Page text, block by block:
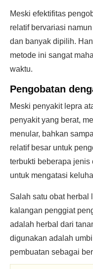
Meski efektifitas
relatif bervariasi
dan banyak dipilih.
metode ini sangat
waktu.
Pengobatan
Meski penyakit lepra
penyakit yang berat,
menular, bahkan
relatif besar untuk
terbukti beberapa jenis
untuk mengatasi
Salah satu obat herbal
kalangan penggiat
adalah herbal dari
digunakan adalah
pembuatan sebagai